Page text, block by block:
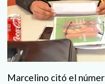
Marcelino citó el